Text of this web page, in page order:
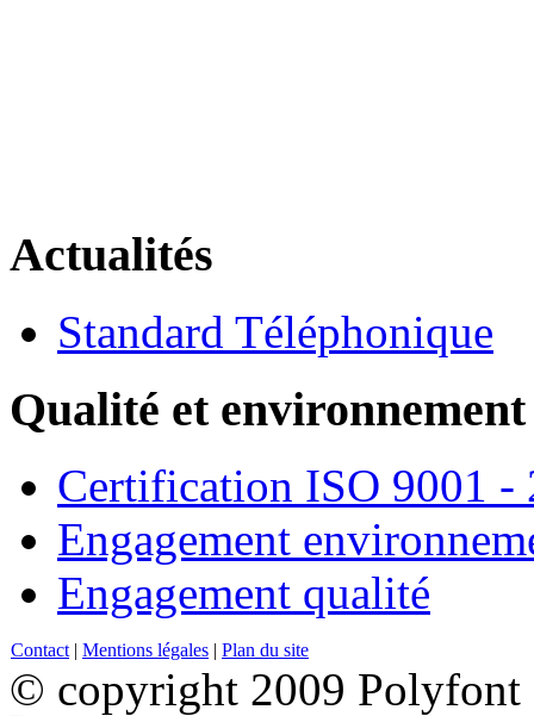
Actualités
Standard Téléphonique
Qualité et environnement
Certification ISO 9001 -
Engagement
Engagement qualité
Contact | Mentions légales | Plan du site
© copyright 2009 Polyfont